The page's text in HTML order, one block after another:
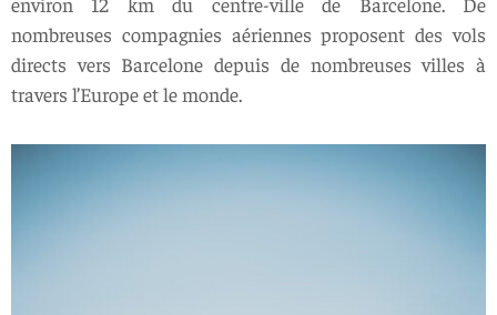
nombreuses compagnies aériennes proposent des vols
directs vers Barcelone depuis de nombreuses villes à
travers l’Europe et le monde.